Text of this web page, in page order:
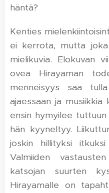
häntä?
Kenties
ei kerrota, mutta
mielikuvia. Elokuvan
ovea Hirayaman
menneisyys saa
ajaessaan ja musiikkia
ensin hymyilee
hän kyyneltyy.
joskin hillityksi
Valmiiden
katsojan suurten
Hirayamalle on